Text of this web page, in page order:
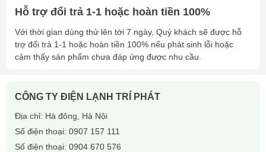
Hỗ trợ đổi trả 1-1 hoặc hoàn tiền 100%
Với thời gian dùng thử lên tới 7 ngày, Quý khách sẽ được hỗ
trợ đổi trả 1-1 hoặc hoàn tiền 100% nếu phát sinh lỗi hoặc
cảm thấy sản phẩm chưa đáp ứng được nhu cầu.
CÔNG TY ĐIỆN LẠNH TRÍ PHÁT
Địa chỉ: Hà đông, Hà Nội
Số điện thoại: 0907 157 111
Số điện thoại: 0904 670 576